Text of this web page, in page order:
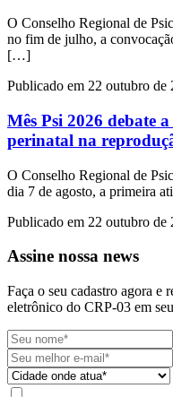
O Conselho Regional de
no fim de julho, a
[…]
Publicado em 22 outubro de
Mês Psi 2026 debate
perinatal na
O Conselho Regional de
dia 7 de agosto, a primeira
Publicado em 22 outubro de
Assine nossa news
Faça o seu cadastro agora e
eletrônico do CRP-03 em